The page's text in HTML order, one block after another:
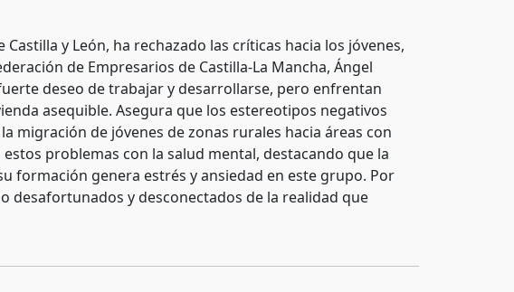
y León, ha rechazado las críticas hacia los jóvenes,
de Empresarios de Castilla-La Mancha, Ángel
deseo de trabajar y desarrollarse, pero enfrentan
asequible. Asegura que los estereotipos negativos
migración de jóvenes de zonas rurales hacia áreas con
problemas con la salud mental, destacando que la
formación genera estrés y ansiedad en este grupo. Por
desafortunados y desconectados de la realidad que